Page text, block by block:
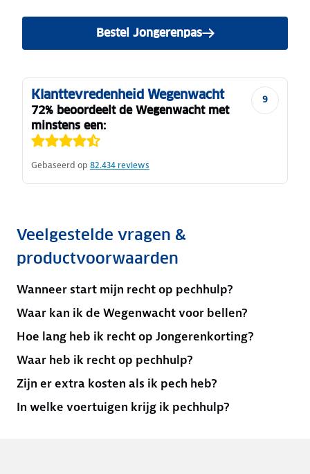
Bestel Jongerenpas
9
Klanttevredenheid Wegenwacht
72% beoordeelt de Wegenwacht met
minstens een:
Gebaseerd op 82.434 reviews
Veelgestelde vragen &
productvoorwaarden
Wanneer start mijn recht op pechhulp?
Waar kan ik de Wegenwacht voor bellen?
Hoe lang heb ik recht op Jongerenkorting?
Waar heb ik recht op pechhulp?
Zijn er extra kosten als ik pech heb?
In welke voertuigen krijg ik pechhulp?